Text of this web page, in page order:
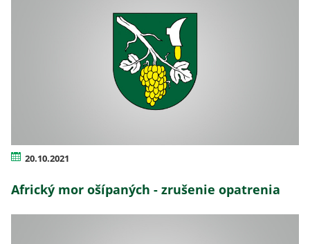
20.10.2021
Africký mor ošípaných - zrušenie opatrenia